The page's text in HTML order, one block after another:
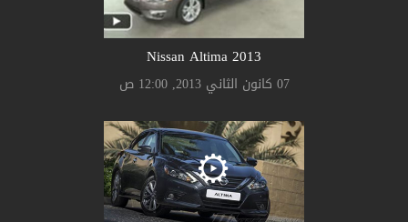
Nissan Altima 2013
07 كانون الثاني 2013, 12:00 ص